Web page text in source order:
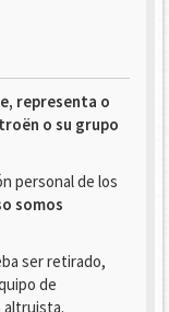
representa o
o su grupo
personal de los
somos
ser retirado,
de
altruista.